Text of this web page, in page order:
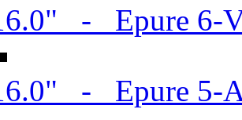
- Epure 6-
- Epure 5-